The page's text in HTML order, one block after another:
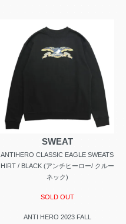
SWEAT
ANTIHERO CLASSIC EAGLE SWEATS
HIRT / BLACK (アンチヒーロー/ クルー
ネック)
SOLD OUT
ANTI HERO 2023 FALL